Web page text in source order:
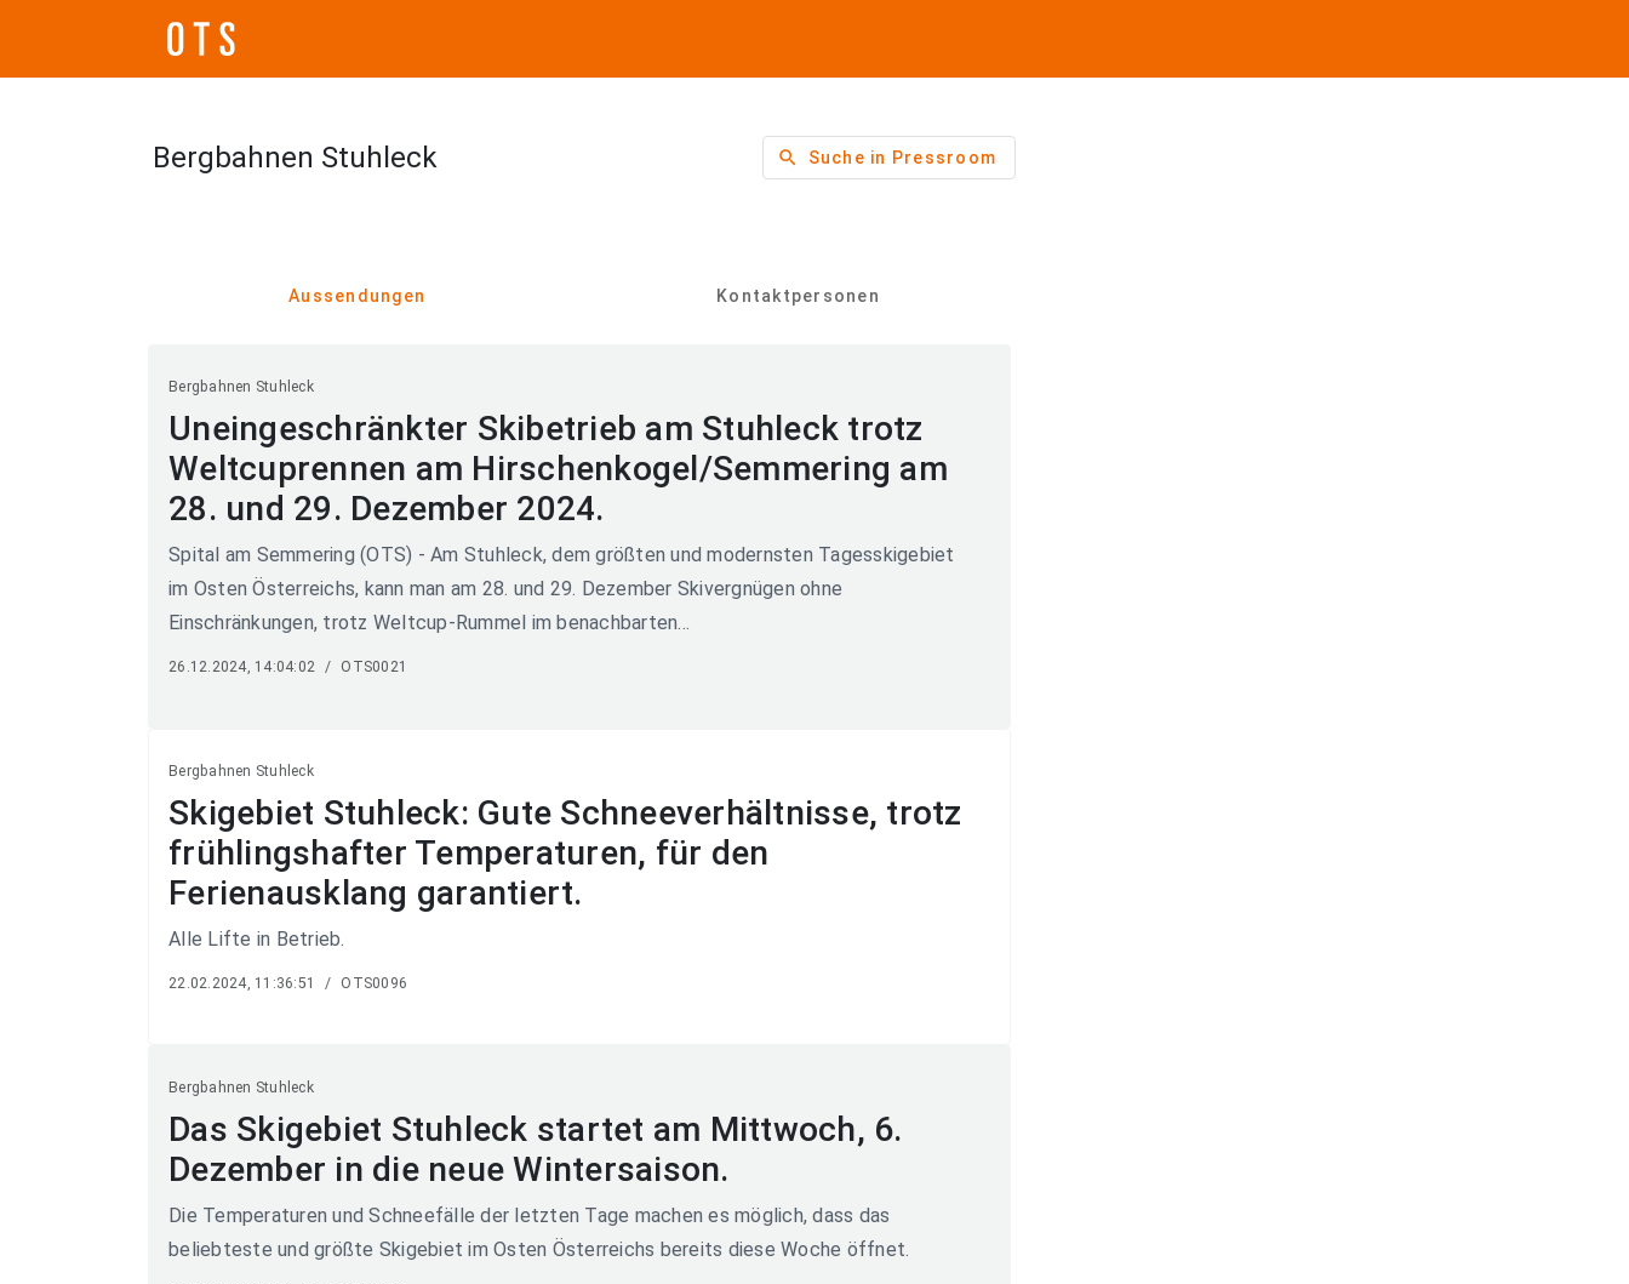
Bergbahnen Stuhleck search Suche in Pressroom
Aussendungen Kontaktpersonen
Bergbahnen Stuhleck
Uneingeschränkter Skibetrieb am Stuhleck trotz
Weltcuprennen am Hirschenkogel/Semmering am
28. und 29. Dezember 2024.
Spital am Semmering (OTS) - Am Stuhleck, dem größten und modernsten Tagesskigebiet
im Osten Österreichs, kann man am 28. und 29. Dezember Skivergnügen ohne
Einschränkungen, trotz Weltcup-Rummel im benachbarten...
26.12.2024, 14:04:02 / OTS0021
Bergbahnen Stuhleck
Skigebiet Stuhleck: Gute Schneeverhältnisse, trotz
frühlingshafter Temperaturen, für den
Ferienausklang garantiert.
Alle Lifte in Betrieb.
22.02.2024, 11:36:51 / OTS0096
Bergbahnen Stuhleck
Das Skigebiet Stuhleck startet am Mittwoch, 6.
Dezember in die neue Wintersaison.
Die Temperaturen und Schneefälle der letzten Tage machen es möglich, dass das
beliebteste und größte Skigebiet im Osten Österreichs bereits diese Woche öffnet.